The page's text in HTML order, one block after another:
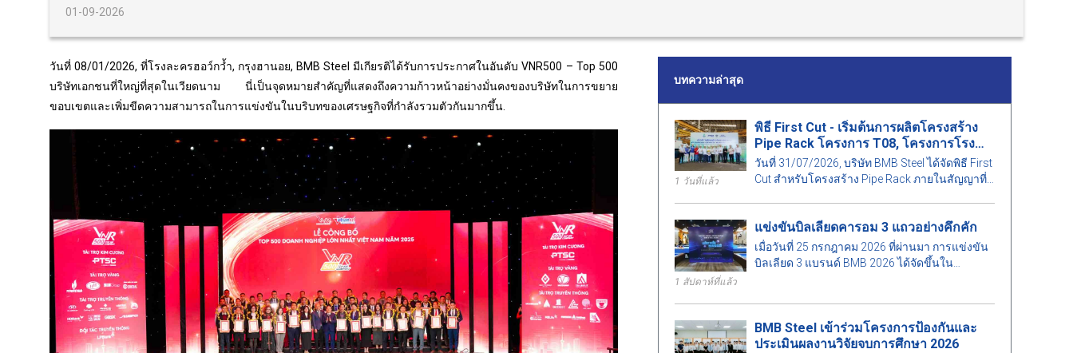
01-09-2026
วันที่ 08/01/2026, ที่โรงละครฮอว์กว้ำ, กรุงฮานอย, BMB Steel มีเกียรติได้รับการประกาศในอันดับ VNR500 – Top 500
บริษัทเอกชนที่ใหญ่ที่สุดในเวียดนาม นี่เป็นจุดหมายสำคัญที่แสดงถึงความก้าวหน้าอย่างมั่นคงของบริษัทในการขยาย
ขอบเขตและเพิ่มขีดความสามารถในการแข่งขันในบริบทของเศรษฐกิจที่กำลังรวมตัวกันมากขึ้น.
บทความล่าสุด
1 วันที่แล้ว
พิธี First Cut - เริ่มต้นการผลิตโครงสร้าง
Pipe Rack โครงการ T08, โครงการโรง
ไฟฟ้าพลังความร้อน Long Phú 1
วันที่ 31/07/2026, บริษัท BMB Steel ได้จัดพิธี First
Cut สำหรับโครงสร้าง Pipe Rack ภายในสัญญาที่
1 สัปดาห์ที่แล้ว
แข่งขันบิลเลียดคารอม 3 แถวอย่างคึกคัก
เมื่อวันที่ 25 กรกฎาคม 2026 ที่ผ่านมา การแข่งขัน
บิลเลียด 3 แบรนด์ BMB 2026 ได้จัดขึ้นใน
BMB Steel เข้าร่วมโครงการป้องกันและ
ประเมินผลงานวิจัยจบการศึกษา 2026